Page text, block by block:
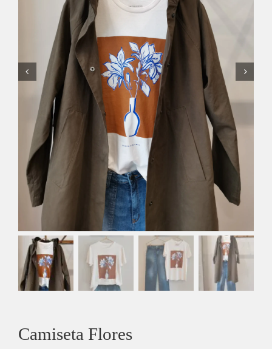
Camiseta Flores